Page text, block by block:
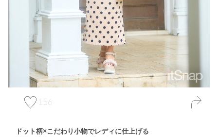
156
ドット柄×こだわり小物でレディに仕上げる